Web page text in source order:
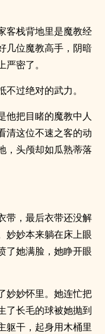
客栈背地里是魔教经
几位魔教高手，阴暗
密了。
过绝对的武力。
他把目睹的魔教中人
清这位不速之客的动
，头颅却如瓜熟蒂落
带，最后衣带还没解
妙妙本来躺在床上眼
了她满脸，她睁开眼
妙妙怀里。她连忙把
了长毛的球被她抛到
躯干，起身用木桶里